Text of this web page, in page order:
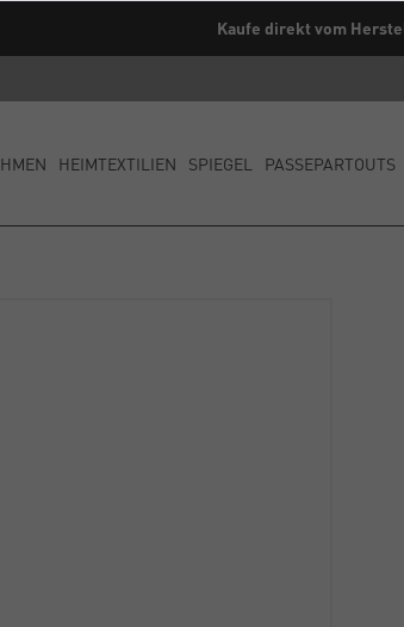
Kaufe direkt vom
HEIMTEXTILIEN SPIEGEL PASSEPARTOUTS